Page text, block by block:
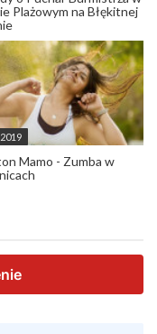
Plażowym na Błękitnej
Mamo - Zumba w